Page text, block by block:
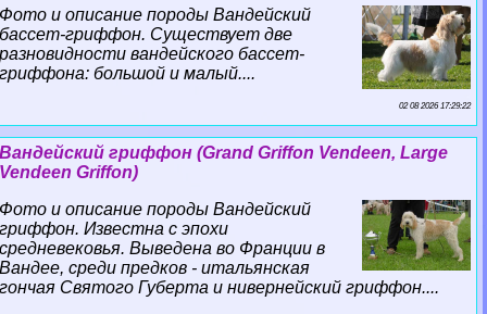
Фото и описание породы Вандейский
бассет-гриффон. Существует две
разновидности вандейского бассет-
гриффона: большой и малый....
02 08 2026 17:29:22
Вандейский гриффон (Grand Griffon Vendeen, Large
Vendeen Griffon)
Фото и описание породы Вандейский
гриффон. Известна с эпохи
средневековья. Выведена во Франции в
Вандее, среди предков - итальянская
гончая Святого Губерта и нивернейский гриффон....